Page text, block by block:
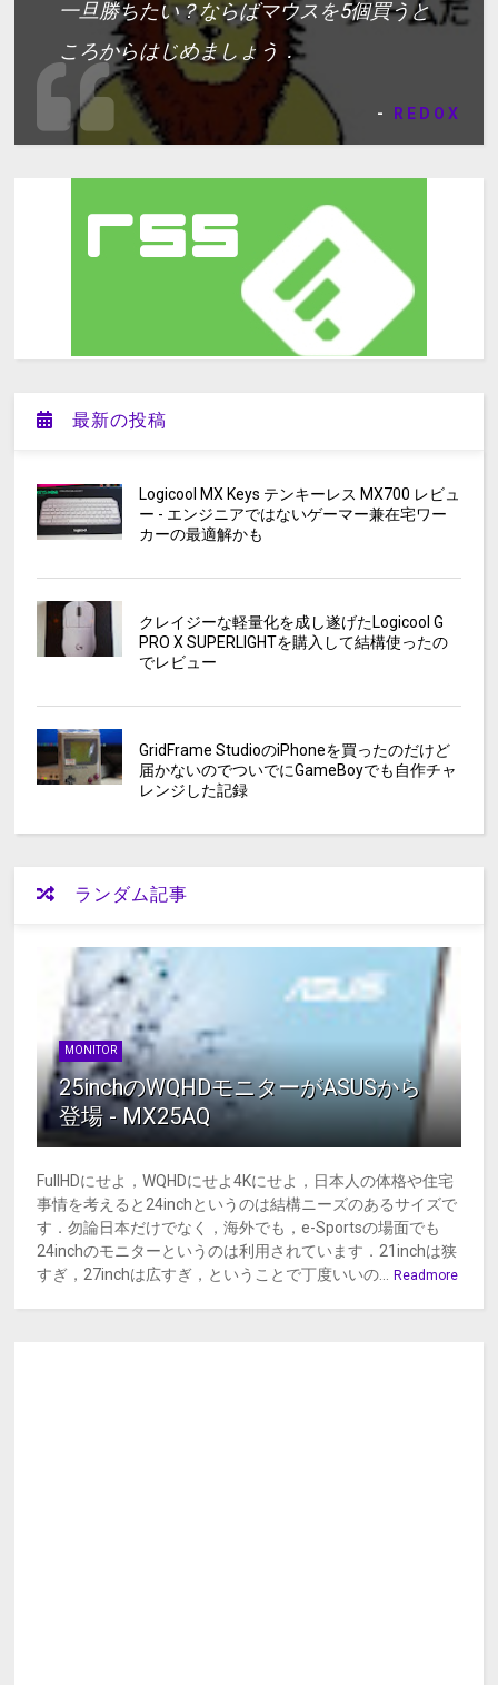
一旦勝ちたい？ならばマウスを5個買うと
ころからはじめましょう．
- REDOX
最新の投稿
Logicool MX Keys テンキーレス MX700 レビュ
ー - エンジニアではないゲーマー兼在宅ワー
カーの最適解かも
クレイジーな軽量化を成し遂げたLogicool G
PRO X SUPERLIGHTを購入して結構使ったの
でレビュー
GridFrame StudioのiPhoneを買ったのだけど
届かないのでついでにGameBoyでも自作チャ
レンジした記録
ランダム記事
MONITOR
25inchのWQHDモニターがASUSから
登場 - MX25AQ
FullHDにせよ，WQHDにせよ4Kにせよ，日本人の体格や住宅
事情を考えると24inchというのは結構ニーズのあるサイズで
す．勿論日本だけでなく，海外でも，e-Sportsの場面でも
24inchのモニターというのは利用されています．21inchは狭
すぎ，27inchは広すぎ，ということで丁度いいの...
Readmore